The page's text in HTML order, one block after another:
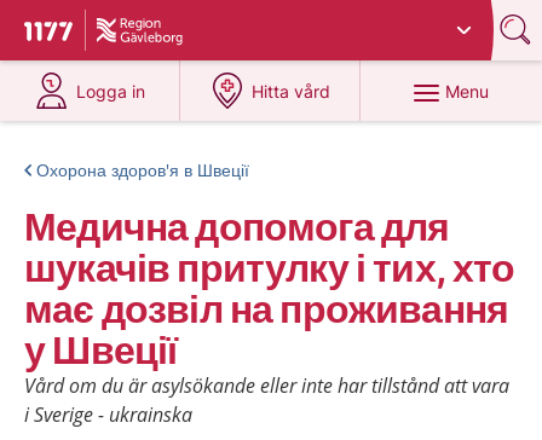
To start page for 1177
Du har valt region
Logga in
at 1177.se
Hitta vård
at 1177.se
Menu
Охорона здоров'я в Швеції
Медична допомога для
шукачів притулку і тих, хто
має дозвіл на проживання
у Швеції
Vård om du är asylsökande eller inte har tillstånd att vara
i Sverige - ukrainska